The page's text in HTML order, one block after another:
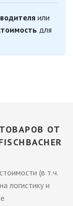
или
для
ОТ
(в т.ч.
логистику и